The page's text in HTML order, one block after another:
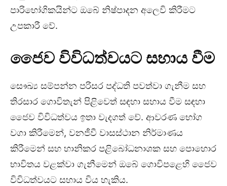
පාරිභෝගිකයින්ට ඔබේ නිෂ්පාදන අලෙවි කිරීමට
උපකාරී වේ.
ජෛව විවිධත්වයට සහාය වීම
සෞඛ්‍ය සම්පන්න පරිසර පද්ධති පවත්වා ගැනීම සහ
තිරසාර ගොවිතැන් පිළිවෙත් සඳහා සහාය වීම සඳහා
ජෛව විවිධත්වය ඉතා වැදගත් වේ. ආවරණ භෝග
වගා කිරීමෙන්, වනජීවී වාසස්ථාන නිර්මාණය
කිරීමෙන් සහ හානිකර පළිබෝධනාශක සහ පොහොර
භාවිතය වළක්වා ගැනීමෙන් ඔබේ ගොවිපළෙහි ජෛව
විවිධත්වයට සහාය විය හැකිය.